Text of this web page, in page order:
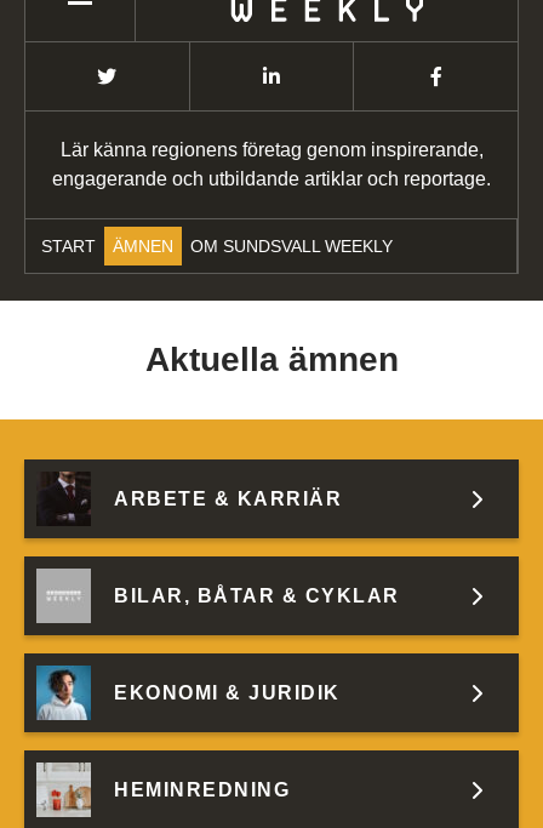
Lär känna regionens företag genom inspirerande,
engagerande och utbildande artiklar och reportage.
START ÄMNEN OM SUNDSVALL WEEKLY
Aktuella ämnen
ARBETE & KARRIÄR
BILAR, BÅTAR & CYKLAR
EKONOMI & JURIDIK
HEMINREDNING